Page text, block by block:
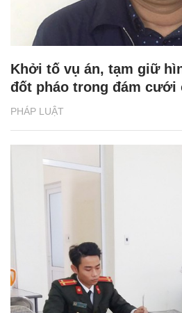
PHÁP LUẬT
Khởi tố vụ án, tạm giữ
đốt pháo trong đám cưới